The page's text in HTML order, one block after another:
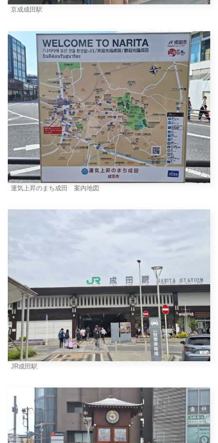
京成成田駅
運気上昇のまち成田 案内地図
JR成田駅